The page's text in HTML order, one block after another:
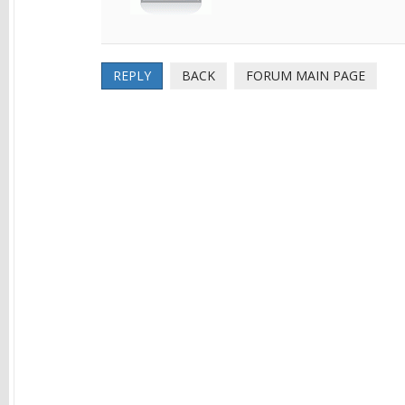
REPLY BACK FORUM MAIN PAGE